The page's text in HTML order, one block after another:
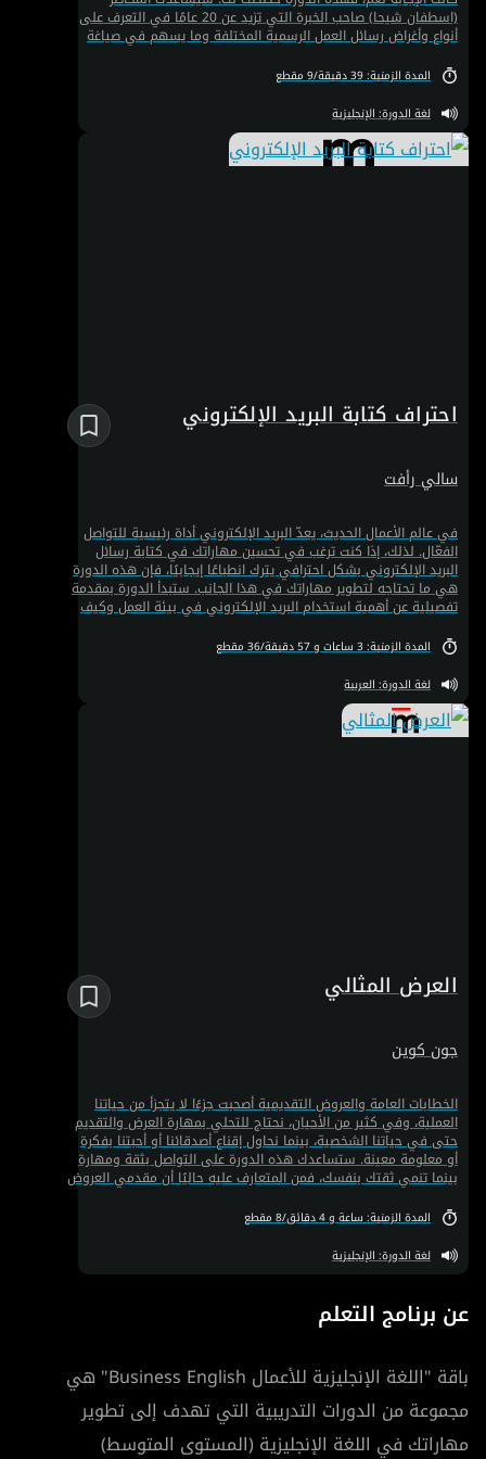
(اسطفان شيحا) صاحب الخبرة التي تزيد عن 20 عامًا في التعرف على
أنواع وأغراض رسائل العمل الرسمية المختلفة وما يسهم في صياغة
ستتقن الكتابة الاحترافية لتمثيل نفسك ومنتجاتك وخدماتك بكل
سهولة ويسر.
المدة الزمنية: 39 دقيقة/9 مقطع
لغة الدورة: الإنجليزية
احتراف كتابة البريد الإلكتروني
سالي رأفت
في عالم الأعمال الحديث، يعدّ البريد الإلكتروني أداة رئيسية للتواصل
الفعّال. لذلك، إذا كنت ترغب في تحسين مهاراتك في كتابة رسائل
البريد الإلكتروني بشكل احترافي يترك انطباعًا إيجابيًا، فإن هذه الدورة
هي ما تحتاجه لتطوير مهاراتك في هذا الجانب. ستبدأ الدورة بمقدمة
تفصيلية عن أهمية استخدام البريد الإلكتروني في بيئة العمل وكيف
ستتعرف على الأساليب الفعالة في كتابة البريد الإلكتروني من خلال
كيفية الحفاظ على البساطة والدقة في الكتابة، وكيفية تجنب الكلمات
الزائدة والمشوشة التي قد تؤدي إلى سوء فهم، كما ستتعلم كيفية
أن تكون رسائلك واضحة ومهنية، سنقدم لك نصائح نحوية مهمة
احتراف كتابة رسائل البريد الإلكتروني بطريقة تعزز من تواصلك المهني
وتفتح لك أبوابًا جديدة من الفرص. احصل على شهادة إتمام واستفد
المدة الزمنية: 3 ساعات و 57 دقيقة/36 مقطع
لغة الدورة: العربية
العرض المثالي
جون كوين
الخطابات العامة والعروض التقديمية أًصحبت جزءًا لا يتجزأ من حياتنا
العملية، وفي كثير من الأحيان، نحتاج للتحلي بمهارة العرض والتقديم
حتى في حياتنا الشخصية، بينما نحاول إقناع أصدقائنا أو أحبتنا بفكرة
أو معلومة معينة. ستساعدك هذه الدورة على التواصل بثقة ومهارة
بينما تنمي ثقتك بنفسك، فمن المتعارف عليه حاليًا أن مقدمي العروض
التدريبية في إرشادك إلى مسار أفضل للخطابة العامة والتواصل.
المدة الزمنية: ساعة و 4 دقائق/8 مقطع
لغة الدورة: الإنجليزية
عن برنامج التعلم
باقة "اللغة الإنجليزية للأعمال Business English" هي
مجموعة من الدورات التدريبية التي تهدف إلى تطوير
مهاراتك في اللغة الإنجليزية (المستوى المتوسط)